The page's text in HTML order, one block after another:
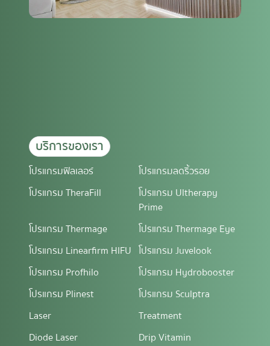
บริการของเรา
โปรแกรมฟิลเลอร์
โปรแกรมลดริ้วรอย
โปรแกรม TheraFill
โปรแกรม Ultherapy
Prime
โปรแกรม Thermage
โปรแกรม Thermage Eye
โปรแกรม Linearfirm HIFU โปรแกรม Juvelook
โปรแกรม Profhilo
โปรแกรม Hydrobooster
โปรแกรม Plinest
โปรแกรม Sculptra
Laser
Treatment
Diode Laser
Drip Vitamin